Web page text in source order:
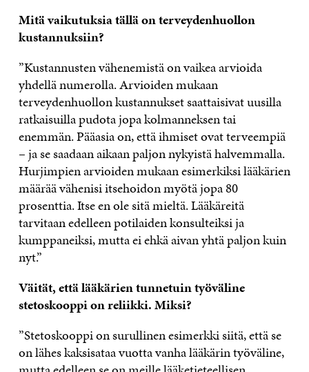
Mitä vaikutuksia tällä on terveydenhuollon
kustannuksiin?
”Kustannusten vähenemistä on vaikea arvioida
yhdellä numerolla. Arvioiden mukaan
terveydenhuollon kustannukset saattaisivat uusilla
ratkaisuilla pudota jopa kolmanneksen tai
enemmän. Pääasia on, että ihmiset ovat terveempiä
– ja se saadaan aikaan paljon nykyistä halvemmalla.
Hurjimpien arvioiden mukaan esimerkiksi lääkärien
määrää vähenisi itsehoidon myötä jopa 80
prosenttia. Itse en ole sitä mieltä. Lääkäreitä
tarvitaan edelleen potilaiden konsulteiksi ja
kumppaneiksi, mutta ei ehkä aivan yhtä paljon kuin
nyt.”
Väität, että lääkärien tunnetuin työväline
stetoskooppi on reliikki. Miksi?
”Stetoskooppi on surullinen esimerkki siitä, että se
on lähes kaksisataa vuotta vanha lääkärin työväline,